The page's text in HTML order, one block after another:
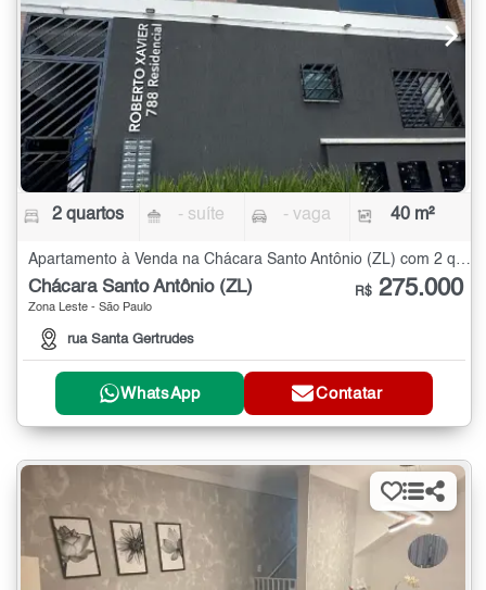
2 quartos - suíte - vaga 40 m²
Apartamento à Venda na Chácara Santo Antônio (ZL) com 2 quartos - 40 m²
Chácara Santo Antônio (ZL)
Zona Leste - São Paulo
rua Santa Gertrudes
R$ 275.000
WhatsApp Contatar